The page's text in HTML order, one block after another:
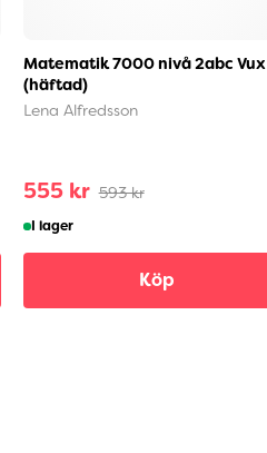
Matematik 7000 nivå 2abc Vux
(häftad)
Lena Alfredsson
555 kr 593 kr
I lager
Köp